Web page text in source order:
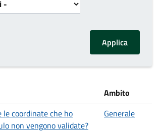
Ambito
le coordinate che ho
non vengono validate?
Generale